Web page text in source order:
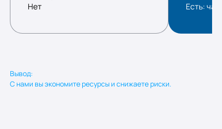
Нет
Есть:
Вывод:
С нами вы экономите ресурсы и снижаете риски.